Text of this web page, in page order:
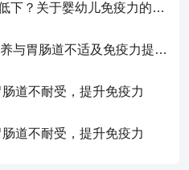
宝宝总生病就是免疫力低下？关于婴幼儿免疫力的真相，家长必须了解！
宝宝喂养难题：奶粉喂养与胃肠道不适及免疫力提升的奥秘
道不耐受，提升免疫力
道不耐受，提升免疫力